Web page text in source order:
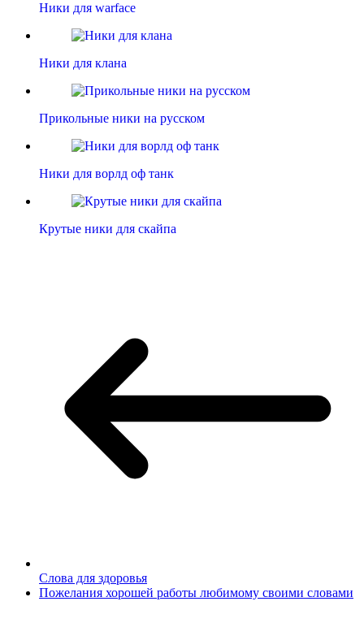
Ники для warface
Ники для клана
Прикольные ники на русском
Ники для ворлд оф танк
Крутые ники для скайпа
Слова для здоровья
Пожелания хорошей работы любимому своими словами